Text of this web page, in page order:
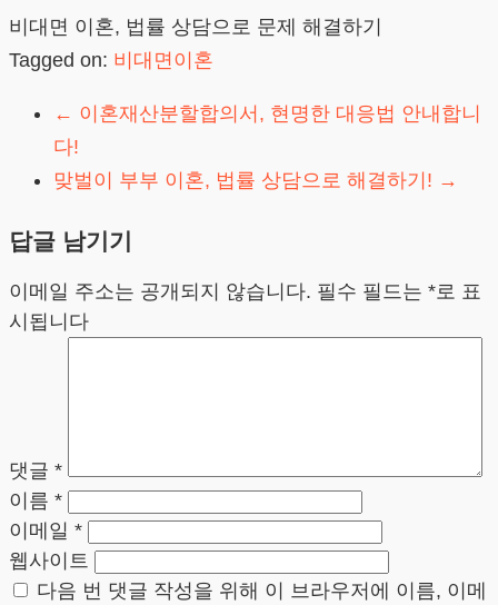
비대면 이혼, 법률 상담으로 문제 해결하기
Tagged on: 비대면이혼
← 이혼재산분할합의서, 현명한 대응법 안내합니
다!
맞벌이 부부 이혼, 법률 상담으로 해결하기! →
답글 남기기
이메일 주소는 공개되지 않습니다. 필수 필드는 *로 표
시됩니다
댓글 *
이름 *
이메일 *
웹사이트
다음 번 댓글 작성을 위해 이 브라우저에 이름, 이메